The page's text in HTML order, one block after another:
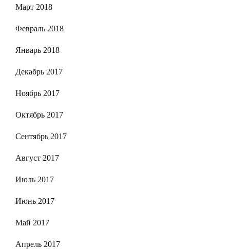
Март 2018
Февраль 2018
Январь 2018
Декабрь 2017
Ноябрь 2017
Октябрь 2017
Сентябрь 2017
Август 2017
Июль 2017
Июнь 2017
Май 2017
Апрель 2017